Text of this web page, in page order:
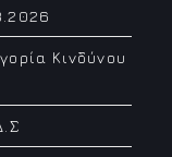
Κινδύνου